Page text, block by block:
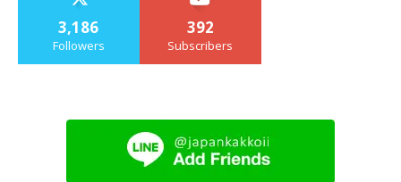
3,186
Followers
392
Subscribers